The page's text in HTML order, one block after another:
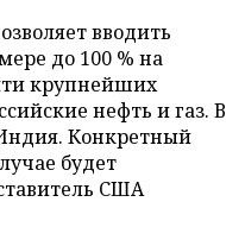
вводить
до 100 % на
крупнейших
нефть и газ. В
Конкретный
будет
США